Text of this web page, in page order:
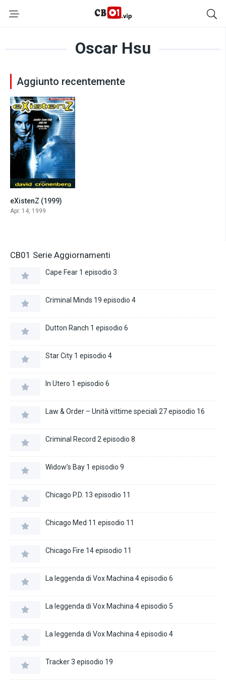
Oscar Hsu
Aggiunto recentemente
eXistenZ (1999)
Apr. 14, 1999
CB01 Serie Aggiornamenti
Cape Fear 1 episodio 3
Criminal Minds 19 episodio 4
Dutton Ranch 1 episodio 6
Star City 1 episodio 4
In Utero 1 episodio 6
Law & Order – Unità vittime speciali 27 episodio 16
Criminal Record 2 episodio 8
Widow’s Bay 1 episodio 9
Chicago P.D. 13 episodio 11
Chicago Med 11 episodio 11
Chicago Fire 14 episodio 11
La leggenda di Vox Machina 4 episodio 6
La leggenda di Vox Machina 4 episodio 5
La leggenda di Vox Machina 4 episodio 4
Tracker 3 episodio 19